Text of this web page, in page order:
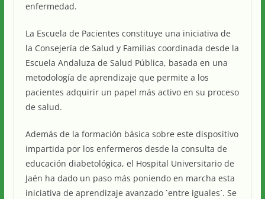
enfermedad.
La Escuela de Pacientes constituye una iniciativa de
la Consejería de Salud y Familias coordinada desde la
Escuela Andaluza de Salud Pública, basada en una
metodología de aprendizaje que permite a los
pacientes adquirir un papel más activo en su proceso
de salud.
Además de la formación básica sobre este dispositivo
impartida por los enfermeros desde la consulta de
educación diabetológica, el Hospital Universitario de
Jaén ha dado un paso más poniendo en marcha esta
iniciativa de aprendizaje avanzado `entre iguales´. Se